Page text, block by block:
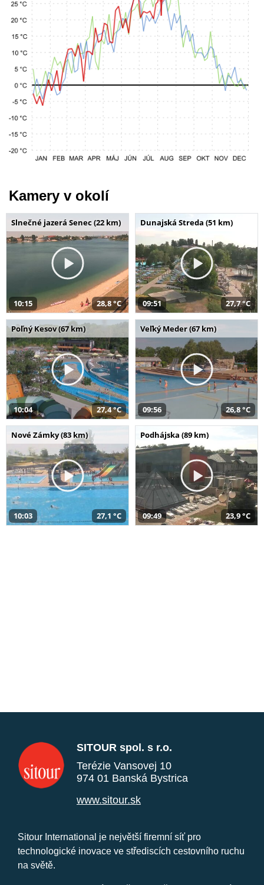
Kamery v okolí
Slnečné jazerá Senec (22 km)
10:15 28,8 °C
Dunajská Streda (51 km)
09:51 27,7 °C
Poľný Kesov (67 km)
10:04 27,4 °C
Veľký Meder (67 km)
09:56 26,8 °C
Nové Zámky (83 km)
10:03 27,1 °C
Podhájska (89 km)
09:49 23,9 °C
SITOUR spol. s r.o.
Terézie Vansovej 10
974 01 Banská Bystrica
www.sitour.sk
Sitour International je největší firemní síť pro
technologické inovace ve střediscích cestovního ruchu
na světě.